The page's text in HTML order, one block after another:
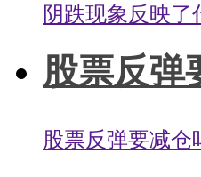
阴跌现象反映了
股票反弹
股票反弹要减仓